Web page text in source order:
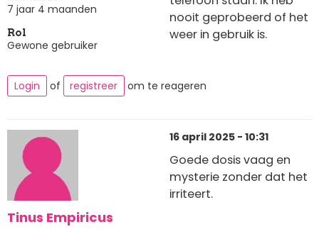
7 jaar 4 maanden
Rol
Gewone gebruiker
nooit geprobeerd of het
weer in gebruik is.
Login of registreer om te reageren
Tinus Empiricus
16 april 2025 - 10:31
Goede dosis vaag en
mysterie zonder dat het
irriteert.